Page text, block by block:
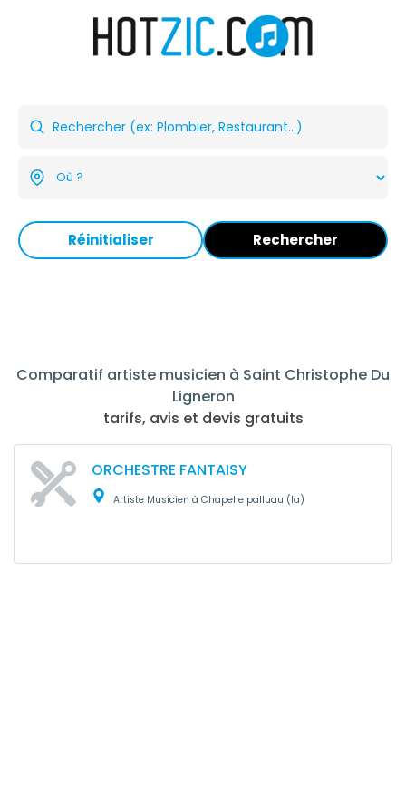
Réinitialiser Rechercher
Comparatif artiste musicien à Saint Christophe Du
Ligneron
tarifs, avis et devis gratuits
ORCHESTRE FANTAISY
Artiste Musicien à Chapelle palluau (la)